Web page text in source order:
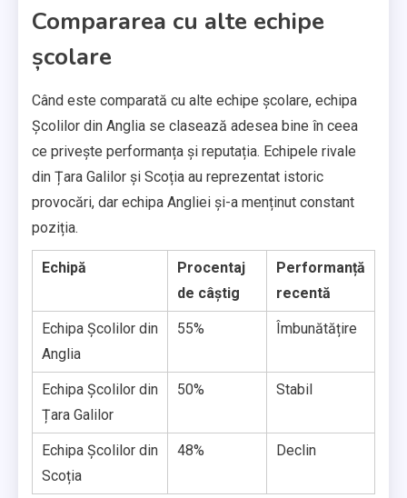
Compararea cu alte echipe
școlare
Când este comparată cu alte echipe școlare, echipa
Școlilor din Anglia se clasează adesea bine în ceea
ce privește performanța și reputația. Echipele rivale
din Țara Galilor și Scoția au reprezentat istoric
provocări, dar echipa Angliei și-a menținut constant
poziția.
Echipă
Procentaj
de câștig
Performanță
recentă
Echipa Școlilor din
Anglia
55% Îmbunătățire
Echipa Școlilor din
Țara Galilor
50% Stabil
Echipa Școlilor din
Scoția
48% Declin